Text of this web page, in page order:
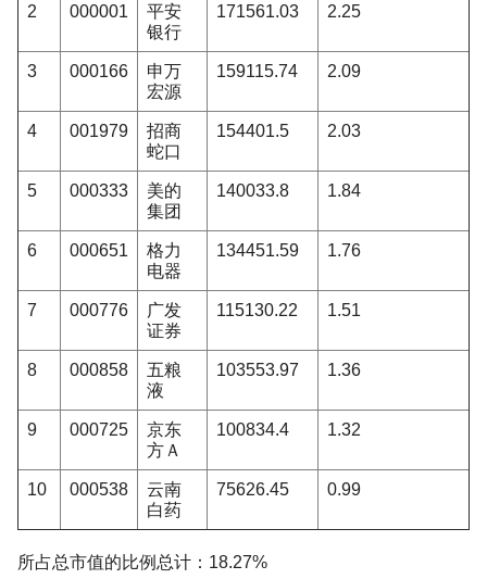
2 000001
平安
银行
171561.03 2.25
3 000166
申万
宏源
159115.74 2.09
4 001979
招商
蛇口
154401.5 2.03
5 000333
美的
集团
140033.8 1.84
6 000651
格力
电器
134451.59 1.76
7 000776
广发
证券
115130.22 1.51
8 000858
五粮
液
103553.97 1.36
9 000725
京东
方Ａ
100834.4 1.32
10 000538
云南
白药
75626.45 0.99
所占总市值的比例总计：18.27%